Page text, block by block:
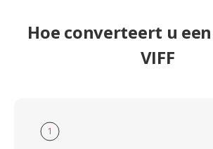
Hoe converteert u
VIFF
1